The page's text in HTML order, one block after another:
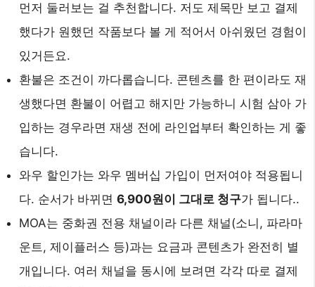
먼저 둘러보는 걸 추천합니다. 저도 제목만 보고 결제
했다가 원했던 작품보다 볼 게 적어서 아쉬웠던 경험이
있거든요.
환불은 조건이 까다롭습니다. 콘텐츠를 한 편이라도 재
생했다면 환불이 어렵고 해지만 가능하니 시험 삼아 가
입하는 경우라면 재생 전에 라인업부터 확인하는 게 좋
습니다.
와우 할인가는 와우 멤버십 가입이 먼저여야 적용됩니
다. 순서가 바뀌면 6,900원이 그대로 청구가 됩니다..
MOA는 중화권 전용 채널이라 다른 채널(소니, 파라마
운트, 제이플러스 등)과는 요금과 콘텐츠가 완전히 별
개입니다. 여러 채널을 동시에 보려면 각각 따로 결제